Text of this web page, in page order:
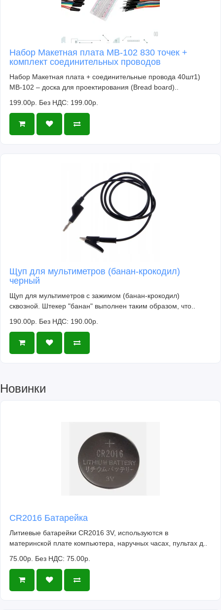
Набор Макетная плата MB-102 830 точек +
комплект соединительных проводов
Набор Макетная плата + соединительные провода 40шт1)
MB-102 – доска для проектирования (Bread board)..
199.00р. Без НДС: 199.00р.
Щуп для мультиметров (банан-крокодил)
черный
Щуп для мультиметров с зажимом (банан-крокодил)
сквозной. Штекер "банан" выполнен таким образом, что..
190.00р. Без НДС: 190.00р.
Новинки
CR2016 Батарейка
Литиевые батарейки CR2016 3V, используются в
материнской плате компьютера, наручных часах, пультах д..
75.00р. Без НДС: 75.00р.